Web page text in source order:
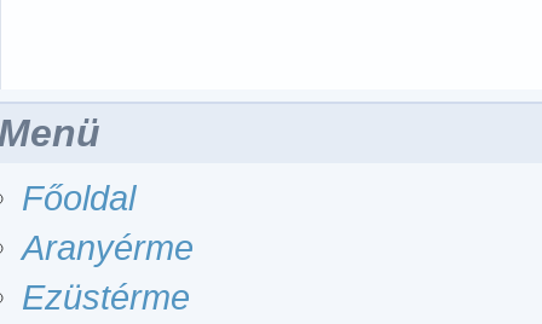
Főoldal
Aranyérme
Ezüstérme